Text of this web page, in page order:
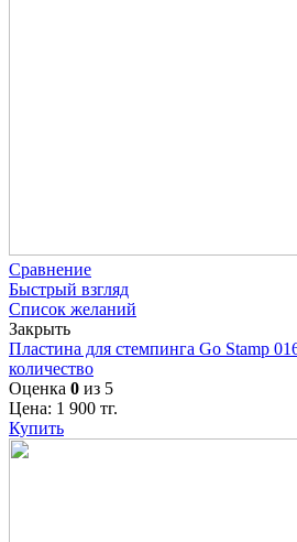
Сравнение
Быстрый взгляд
Список желаний
Закрыть
Пластина для стемпинга Go Stamp
количество
Оценка 0 из 5
Цена: 1 900 тг.
Купить